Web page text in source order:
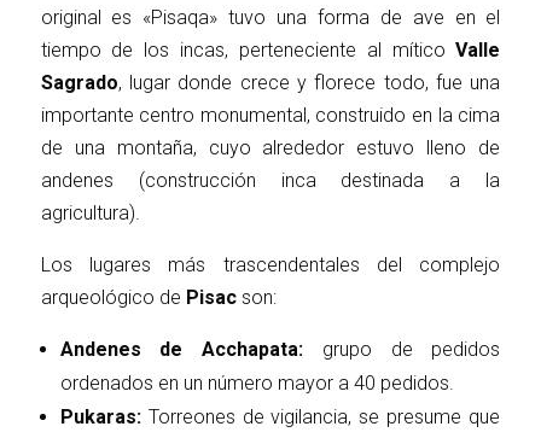
original es «Pisaqa» tuvo una forma de ave en el
tiempo de los incas, perteneciente al míticoValle
Sagrado, lugar donde crece y florece todo, fue una
importante centro monumental, construido en la cima
de una montaña, cuyo alrededor estuvo lleno de
andenes (construcción inca destinada a la
agricultura).
Los lugares más trascendentales del complejo
arqueológico de Pisacson:
Andenes de Acchapata: grupo de pedidos
ordenados en un número mayor a 40 pedidos.
Pukaras: Torreones de vigilancia, se presume que